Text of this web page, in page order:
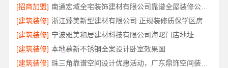
[招商加盟]
南通宏域全宅装饰建材有限公司靠谱全屋装修公司价格
[建筑装修] 浙江臻美新型建材有限公司 正规装修质保学区房
[建筑装修] 宁波雅美和居建材科技有限公司海曙门店地址
[建筑装修] 本地慕新不锈钢全案设计卧室效果图
[建筑装修]
珠三角靠谱空间设计优惠活动，广东鼎饰空间装饰工程有限公司